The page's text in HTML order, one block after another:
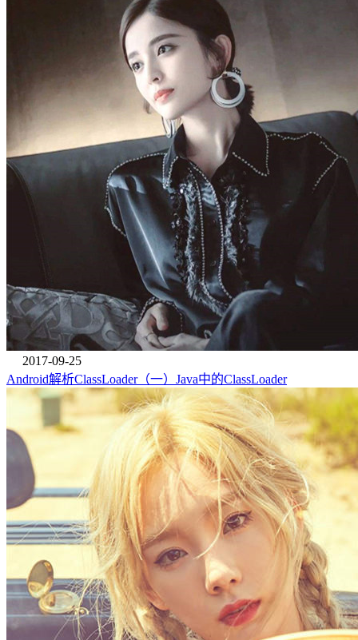
2017-09-25
Android解析ClassLoader（一）Java中的ClassLoader